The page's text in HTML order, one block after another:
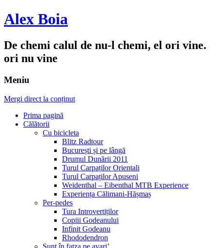
Alex Boia
De chemi calul de nu-l chemi, el ori vine.
ori nu vine
Meniu
Mergi direct la conținut
Prima pagină
Călătorii
Cu bicicleta
Blitz Radtour
București și pe lângă
Drumul Dunării 2011
Turul Carpaților Orientali
Turul Carpaților Apuseni
Weidenthal – Eibenthal MTB Experience
Experiența Călimani-Hășmaș
Per-pedes
Tura Introvertiților
Copiii Godeanului
Infinit Godeanu
Rhododendron
Sunt în fatza pe avari’